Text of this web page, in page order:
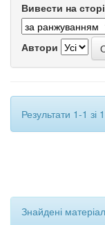
Вивести на
Автори
Результати 1-1 зі
Знайдені